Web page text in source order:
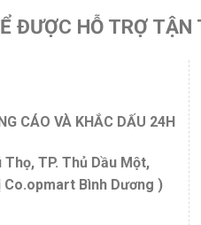
ĐƯỢC HỖ TRỢ TẬN
CÁO VÀ KHẮC DẤU 24H
TP. Thủ Dầu Một,
Bình Dương )